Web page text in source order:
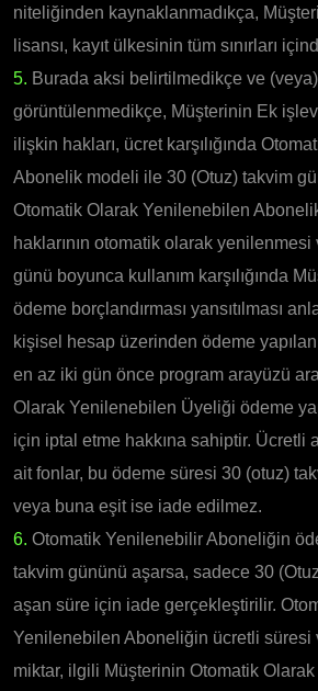
niteliğinden kaynaklanmadıkça,
lisansı, kayıt ülkesinin tüm sınırları
5. Burada aksi belirtilmedikçe ve
görüntülenmedikçe, Müşterinin Ek
ilişkin hakları, ücret karşılığında
Abonelik modeli ile 30 (Otuz) takvim
Otomatik Olarak Yenilenebilen
haklarının otomatik olarak
günü boyunca kullanım karşılığında
ödeme borçlandırması yansıtılması
kişisel hesap üzerinden ödeme
en az iki gün önce program arayüzü
Olarak Yenilenebilen Üyeliği ödeme
için iptal etme hakkına sahiptir. Ücretli
ait fonlar, bu ödeme süresi 30 (otuz)
veya buna eşit ise iade edilmez.
6. Otomatik Yenilenebilir Aboneliğin
takvim gününü aşarsa, sadece 30
aşan süre için iade gerçekleştirilir.
Yenilenebilen Aboneliğin ücretli süresi
miktar, ilgili Müşterinin Otomatik